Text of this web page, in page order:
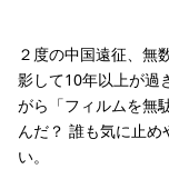
２度の中国遠征、無
影して10年以上が過
がら「フィルムを無
んだ？ 誰も気に止
い。